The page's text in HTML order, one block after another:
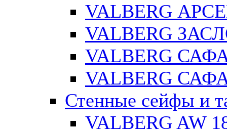
VALBERG
VALBERG
VALBERG
VALBERG
Стенные сейфы и
VALBERG AW